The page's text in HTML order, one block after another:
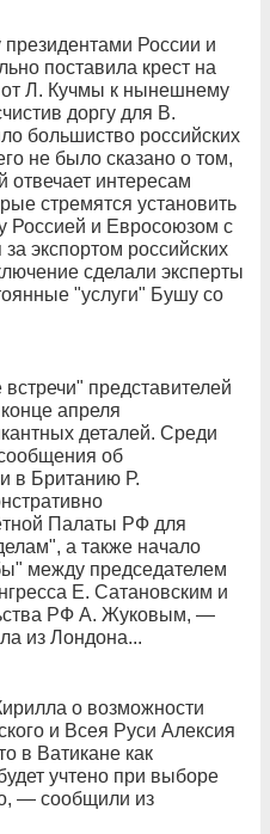
России и
поставила крест на
от Л. Кучмы к нынешнему
доргу для В.
большиство российских
не было сказано о том,
отвечает интересам
стремятся установить
Россией и Евросоюзом с
экспортом российских
сделали эксперты
"услуги" Бушу со
представителей
апреля
деталей. Среди
об
в Британию Р.
Палаты РФ для
а также начало
между председателем
Е. Сатановским и
РФ А. Жуковым, —
из Лондона...
о возможности
и Всея Руси Алексия
в Ватикане как
учтено при выборе
— сообщили из